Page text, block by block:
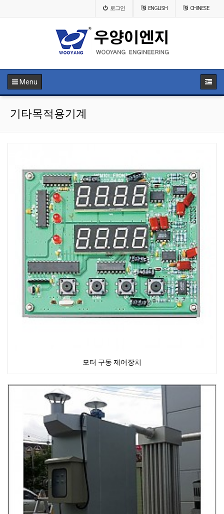
로그인 ENGLISH CHINESE
Menu
기타목적용기계
모터 구동 제어장치